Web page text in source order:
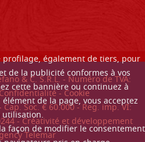
profilage, également de tiers, pour
de la publicité conformes à vos
cette bannière ou continuez à
de la page, vous acceptez
utilisation.
façon de modifier le consentement
& C. S.R.L. - Numéro de TVA:
-Cookie
Soc. € 60.000 - Reg. imp. VI:
- Créativité et développement
Telemar